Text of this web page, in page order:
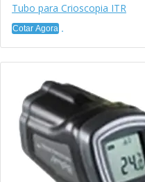
Tubo para Crioscopia ITR
Cotar Agora